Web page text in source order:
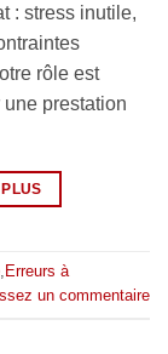
: stress inutile,
rôle est
une prestation
Erreurs à
un commentaire